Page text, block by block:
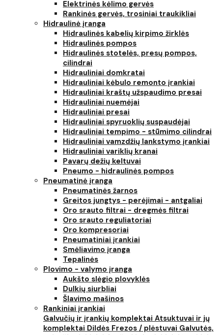
Elektrinės kėlimo gervės
Rankinės gervės, trosiniai traukikliai
Hidraulinė įranga
Hidraulinės kabelių kirpimo žirklės
Hidraulinės pompos
Hidraulinės stotelės, presų pompos,
cilindrai
Hidrauliniai domkratai
Hidrauliniai kėbulo remonto įrankiai
Hidrauliniai kraštų užspaudimo presai
Hidrauliniai nuemėjai
Hidrauliniai presai
Hidrauliniai spyruoklių suspaudėjai
Hidrauliniai tempimo - stūmimo cilindrai
Hidrauliniai vamzdžių lankstymo įrankiai
Hidrauliniai variklių kranai
Pavarų dežių keltuvai
Pneumo - hidraulinės pompos
Pneumatinė įranga
Pneumatinės žarnos
Greitos jungtys - perėjimai - antgaliai
Oro srauto filtrai - dregmės filtrai
Oro srauto reguliatoriai
Oro kompresoriai
Pneumatiniai įrankiai
Smėliavimo įranga
Tepalinės
Plovimo - valymo įranga
Aukšto slėgio plovyklės
Dulkių siurbliai
Šlavimo mašinos
Rankiniai įrankiai
Galvučių ir įrankių komplektai Atsuktuvai ir jų
komplektai Dildės Frezos / plėstuvai Galvutės,